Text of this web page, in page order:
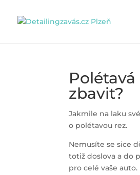
zbavit?
Jakmile na laku
o polétavou rez.
Nemusíte se sice
totiž doslova a do
pro celé vaše auto.